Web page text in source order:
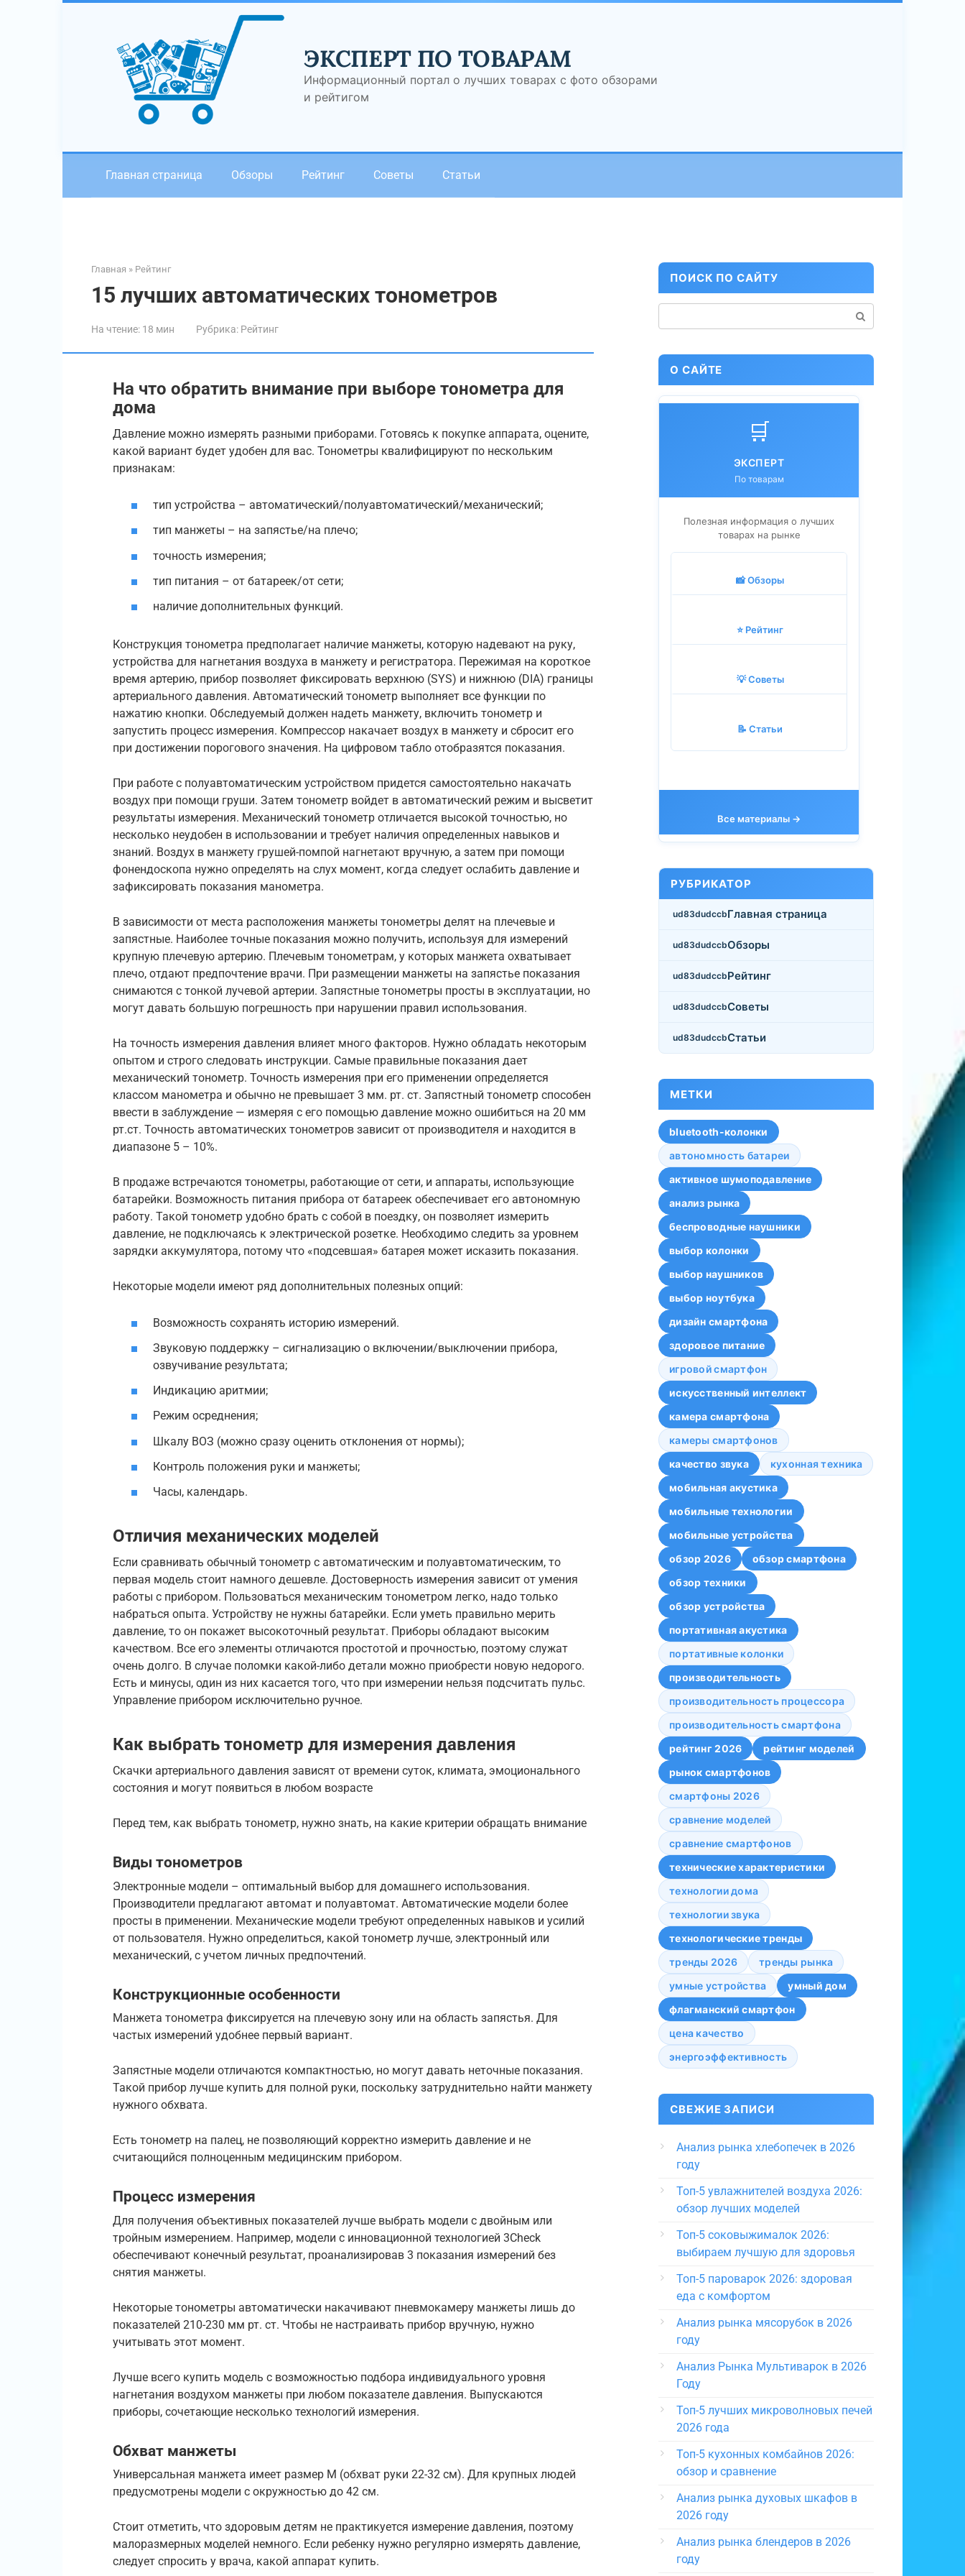
ЭКСПЕРТ ПО ТОВАРАМ
Информационный портал о лучших товарах с фото обзорами
и рейтигом
Главная страница Обзоры Рейтинг Советы Статьи
Главная » Рейтинг
15 лучших автоматических тонометров
На чтение: 18 мин Рубрика: Рейтинг
На что обратить внимание при выборе тонометра для
дома
Давление можно измерять разными приборами. Готовясь к покупке аппарата, оцените,
какой вариант будет удобен для вас. Тонометры квалифицируют по нескольким
признакам:
тип устройства – автоматический/полуавтоматический/механический;
тип манжеты – на запястье/на плечо;
точность измерения;
тип питания – от батареек/от сети;
наличие дополнительных функций.
Конструкция тонометра предполагает наличие манжеты, которую надевают на руку,
устройства для нагнетания воздуха в манжету и регистратора. Пережимая на короткое
время артерию, прибор позволяет фиксировать верхнюю (SYS) и нижнюю (DIA) границы
артериального давления. Автоматический тонометр выполняет все функции по
нажатию кнопки. Обследуемый должен надеть манжету, включить тонометр и
запустить процесс измерения. Компрессор накачает воздух в манжету и сбросит его
при достижении порогового значения. На цифровом табло отобразятся показания.
При работе с полуавтоматическим устройством придется самостоятельно накачать
воздух при помощи груши. Затем тонометр войдет в автоматический режим и высветит
результаты измерения. Механический тонометр отличается высокой точностью, но
несколько неудобен в использовании и требует наличия определенных навыков и
знаний. Воздух в манжету грушей-помпой нагнетают вручную, а затем при помощи
фонендоскопа нужно определять на слух момент, когда следует ослабить давление и
зафиксировать показания манометра.
В зависимости от места расположения манжеты тонометры делят на плечевые и
запястные. Наиболее точные показания можно получить, используя для измерений
крупную плечевую артерию. Плечевым тонометрам, у которых манжета охватывает
плечо, отдают предпочтение врачи. При размещении манжеты на запястье показания
снимаются с тонкой лучевой артерии. Запястные тонометры просты в эксплуатации, но
могут давать большую погрешность при нарушении правил использования.
На точность измерения давления влияет много факторов. Нужно обладать некоторым
опытом и строго следовать инструкции. Самые правильные показания дает
механический тонометр. Точность измерения при его применении определяется
классом манометра и обычно не превышает 3 мм. рт. ст. Запястный тонометр способен
ввести в заблуждение — измеряя с его помощью давление можно ошибиться на 20 мм
рт.ст. Точность автоматических тонометров зависит от производителя и находится в
диапазоне 5 – 10%.
В продаже встречаются тонометры, работающие от сети, и аппараты, использующие
батарейки. Возможность питания прибора от батареек обеспечивает его автономную
работу. Такой тонометр удобно брать с собой в поездку, он позволяет измерить
давление, не подключаясь к электрической розетке. Необходимо следить за уровнем
зарядки аккумулятора, потому что «подсевшая» батарея может исказить показания.
Некоторые модели имеют ряд дополнительных полезных опций:
Возможность сохранять историю измерений.
Звуковую поддержку – сигнализацию о включении/выключении прибора,
озвучивание результата;
Индикацию аритмии;
Режим осреднения;
Шкалу ВОЗ (можно сразу оценить отклонения от нормы);
Контроль положения руки и манжеты;
Часы, календарь.
Отличия механических моделей
Если сравнивать обычный тонометр с автоматическим и полуавтоматическим, то
первая модель стоит намного дешевле. Достоверность измерения зависит от умения
работы с прибором. Пользоваться механическим тонометром легко, надо только
набраться опыта. Устройству не нужны батарейки. Если уметь правильно мерить
давление, то он покажет высокоточный результат. Приборы обладают высоким
качеством. Все его элементы отличаются простотой и прочностью, поэтому служат
очень долго. В случае поломки какой-либо детали можно приобрести новую недорого.
Есть и минусы, один из них касается того, что при измерении нельзя подсчитать пульс.
Управление прибором исключительно ручное.
Как выбрать тонометр для измерения давления
Скачки артериального давления зависят от времени суток, климата, эмоционального
состояния и могут появиться в любом возрасте
Перед тем, как выбрать тонометр, нужно знать, на какие критерии обращать внимание
Виды тонометров
Электронные модели – оптимальный выбор для домашнего использования.
Производители предлагают автомат и полуавтомат. Автоматические модели более
просты в применении. Механические модели требуют определенных навыков и усилий
от пользователя. Нужно определиться, какой тонометр лучше, электронный или
механический, с учетом личных предпочтений.
Конструкционные особенности
Манжета тонометра фиксируется на плечевую зону или на область запястья. Для
частых измерений удобнее первый вариант.
Запястные модели отличаются компактностью, но могут давать неточные показания.
Такой прибор лучше купить для полной руки, поскольку затруднительно найти манжету
нужного обхвата.
Есть тонометр на палец, не позволяющий корректно измерить давление и не
считающийся полноценным медицинским прибором.
Процесс измерения
Для получения объективных показателей лучше выбрать модели с двойным или
тройным измерением. Например, модели с инновационной технологией 3Check
обеспечивают конечный результат, проанализировав 3 показания измерений без
снятия манжеты.
Некоторые тонометры автоматически накачивают пневмокамеру манжеты лишь до
показателей 210-230 мм рт. ст. Чтобы не настраивать прибор вручную, нужно
учитывать этот момент.
Лучше всего купить модель с возможностью подбора индивидуального уровня
нагнетания воздухом манжеты при любом показателе давления. Выпускаются
приборы, сочетающие несколько технологий измерения.
Обхват манжеты
Универсальная манжета имеет размер М (обхват руки 22-32 см). Для крупных людей
предусмотрены модели с окружностью до 42 см.
Стоит отметить, что здоровым детям не практикуется измерение давления, поэтому
малоразмерных моделей немного. Если ребенку нужно регулярно измерять давление,
следует спросить у врача, какой аппарат купить.
ПОИСК ПО САЙТУ
О САЙТЕ
🛒
ЭКСПЕРТ
По товарам
Полезная информация о лучших
товарах на рынке
📸 Обзоры
⭐ Рейтинг
💡 Советы
📝 Статьи
Все материалы →
РУБРИКАТОР
Главная страница
Обзоры
Рейтинг
Советы
Статьи
МЕТКИ
bluetooth-колонки
автономность батареи
активное шумоподавление
анализ рынка
беспроводные наушники
выбор колонки
выбор наушников
выбор ноутбука
дизайн смартфона
здоровое питание
игровой смартфон
искусственный интеллект
камера смартфона
камеры смартфонов
качество звука
кухонная техника
мобильная акустика
мобильные технологии
мобильные устройства
обзор 2026
обзор смартфона
обзор техники
обзор устройства
портативная акустика
портативные колонки
производительность
производительность процессора
производительность смартфона
рейтинг 2026
рейтинг моделей
рынок смартфонов
смартфоны 2026
сравнение моделей
сравнение смартфонов
технические характеристики
технологии дома
технологии звука
технологические тренды
тренды 2026
тренды рынка
умные устройства
умный дом
флагманский смартфон
цена качество
энергоэффективность
СВЕЖИЕ ЗАПИСИ
Анализ рынка хлебопечек в 2026
году
Топ-5 увлажнителей воздуха 2026:
обзор лучших моделей
Топ-5 соковыжималок 2026:
выбираем лучшую для здоровья
Топ-5 пароварок 2026: здоровая
еда с комфортом
Анализ рынка мясорубок в 2026
году
Анализ Рынка Мультиварок в 2026
Году
Топ-5 лучших микроволновых печей
2026 года
Топ-5 кухонных комбайнов 2026:
обзор и сравнение
Анализ рынка духовых шкафов в
2026 году
Анализ рынка блендеров в 2026
году